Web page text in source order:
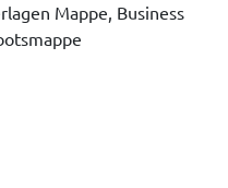
Mappe, Business